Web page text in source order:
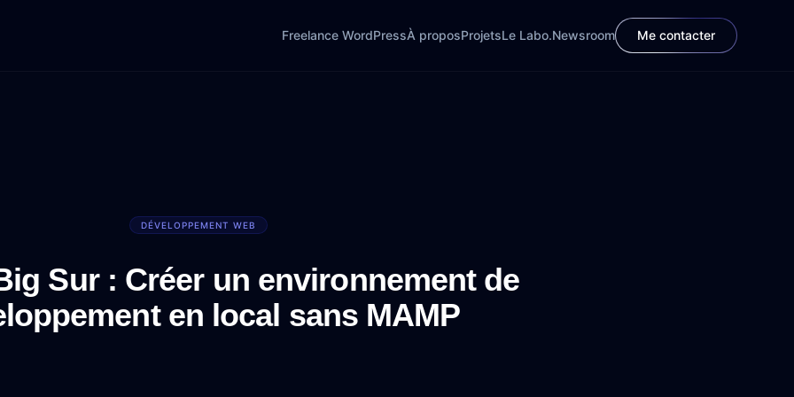
Freelance WordPressÀ proposProjetsLe Labo.Newsroom Me contacter
DÉVELOPPEMENT WEB
Sur : Créer un environnement de
en local sans MAMP